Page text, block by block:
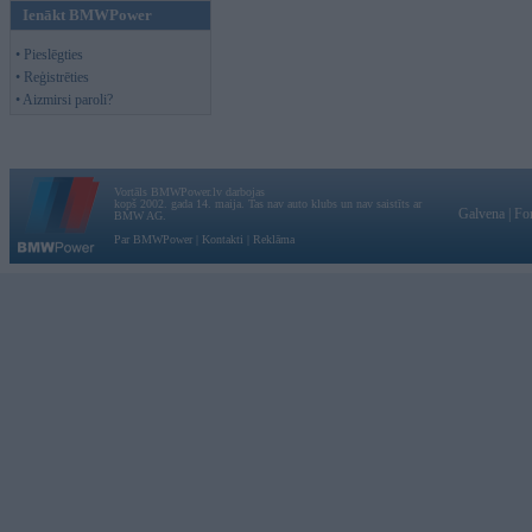
Ienākt BMWPower
• Pieslēgties
• Reģistrēties
• Aizmirsi paroli?
Vortāls BMWPower.lv darbojas
kopš 2002. gada 14. maija. Tas nav auto klubs un nav saistīts ar
BMW AG.
Par BMWPower
Kontakti Reklāma
Galvena